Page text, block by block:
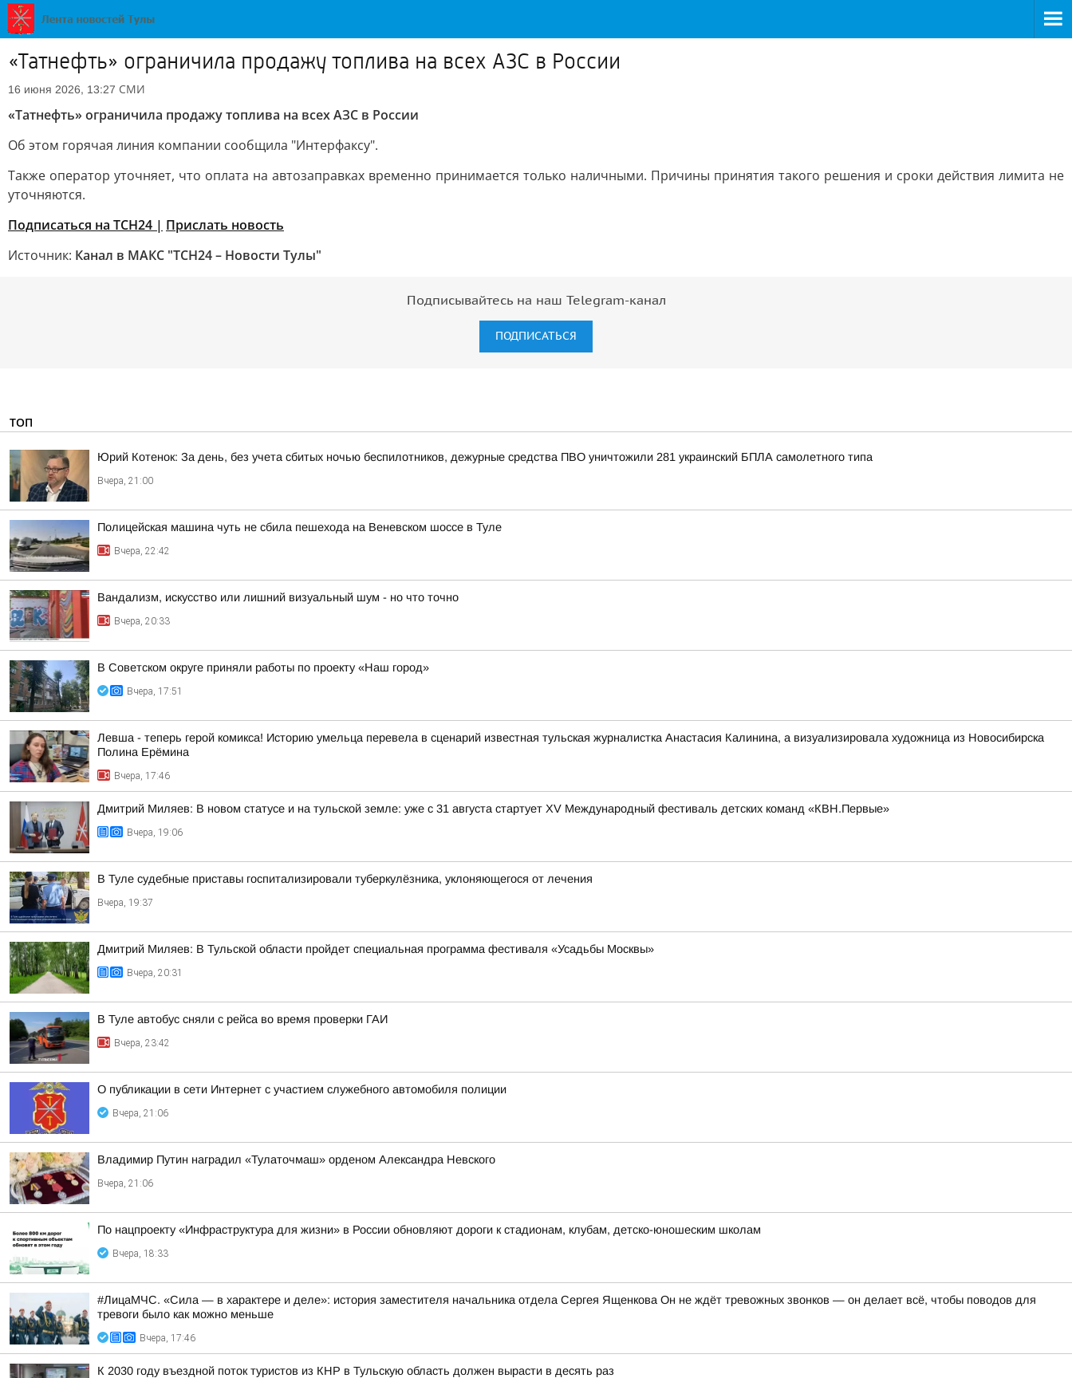
«Татнефть» ограничила продажу топлива на всех АЗС в России
16 июня 2026, 13:27 СМИ
«Татнефть» ограничила продажу топлива на всех АЗС в России
Об этом горячая линия компании сообщила "Интерфаксу".
Также оператор уточняет, что оплата на автозаправках временно принимается только наличными. Причины принятия такого решения и сроки действия лимита не
уточняются.
Подписаться на ТСН24 | Прислать новость
Источник: Канал в МАКС "ТСН24 – Новости Тулы"
Подписывайтесь на наш Telegram-канал
ПОДПИСАТЬСЯ
ТОП
Юрий Котенок: За день, без учета сбитых ночью беспилотников, дежурные средства ПВО уничтожили 281 украинский БПЛА самолетного типа
Вчера, 21:00
Полицейская машина чуть не сбила пешехода на Веневском шоссе в Туле
Вчера, 22:42
Вандализм, искусство или лишний визуальный шум - но что точно
Вчера, 20:33
В Советском округе приняли работы по проекту «Наш город»
Вчера, 17:51
Левша - теперь герой комикса! Историю умельца перевела в сценарий известная тульская журналистка Анастасия Калинина, а визуализировала художница из Новосибирска
Полина Ерёмина
Вчера, 17:46
Дмитрий Миляев: В новом статусе и на тульской земле: уже с 31 августа стартует XV Международный фестиваль детских команд «КВН.Первые»
Вчера, 19:06
В Туле судебные приставы госпитализировали туберкулёзника, уклоняющегося от лечения
Вчера, 19:37
Дмитрий Миляев: В Тульской области пройдет специальная программа фестиваля «Усадьбы Москвы»
Вчера, 20:31
В Туле автобус сняли с рейса во время проверки ГАИ
Вчера, 23:42
О публикации в сети Интернет с участием служебного автомобиля полиции
Вчера, 21:06
Владимир Путин наградил «Тулаточмаш» орденом Александра Невского
Вчера, 21:06
По нацпроекту «Инфраструктура для жизни» в России обновляют дороги к стадионам, клубам, детско-юношеским школам
Вчера, 18:33
#ЛицаМЧС. «Сила — в характере и деле»: история заместителя начальника отдела Сергея Ященкова Он не ждёт тревожных звонков — он делает всё, чтобы поводов для
тревоги было как можно меньше
Вчера, 17:46
К 2030 году въездной поток туристов из КНР в Тульскую область должен вырасти в десять раз